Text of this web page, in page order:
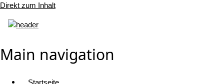
Direkt zum Inhalt
Main navigation